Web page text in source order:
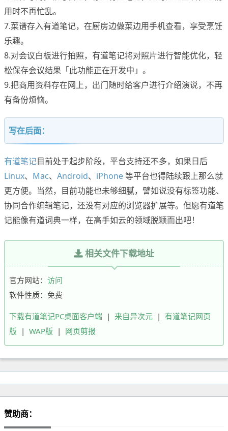
用时不再忙乱。
7.菜谱存入有道笔记，在厨房边做菜边用手机查看，享受烹饪
乐趣。
8.对会议白板进行拍照，有道笔记将对照片进行智能优化，轻
松保存会议结果「此功能正在开发中」。
9.把商用资料存在网上，出门随时给客户进行介绍演说，不再
有备份烦恼。
写在后面：
有道笔记目前处于起步阶段，平台支持还不多，如果日后
Linux、 Mac、 Android、 iPhone等平台也得陆续跟上那么就
更方便。当然，目前功能也未够细腻，譬如说没有标签功能、
协同合作编辑笔记，还没有对应的浏览器扩展等。但愿有道笔
记能像有道词典一样，在高手如云的领域脱颖而出吧！
相关文件下载地址
官方网站： 访问
软件性质：免费
下载有道笔记PC桌面客户端 | 来自异次元 | 有道笔记网页
版 | WAP版 | 网页剪报
赞助商：